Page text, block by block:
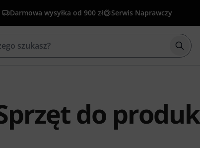
Darmowa wysyłka od 900 zł Serwis Naprawczy
do